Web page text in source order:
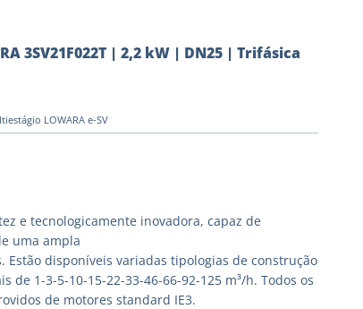
3SV21F022T | 2,2 kW | DN25 | Trifásica
LOWARA e-SV
e tecnologicamente inovadora, capaz de
uma ampla
Estão disponíveis variadas tipologias de construção
de 1-3-5-10-15-22-33-46-66-92-125 m³/h. Todos os
de motores standard IE3.